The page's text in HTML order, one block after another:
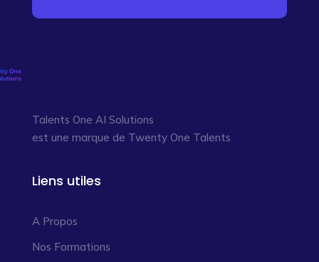
Talents One AI Solutions
est une marque de Twenty One Talents
Liens utiles
A Propos
Nos Formations